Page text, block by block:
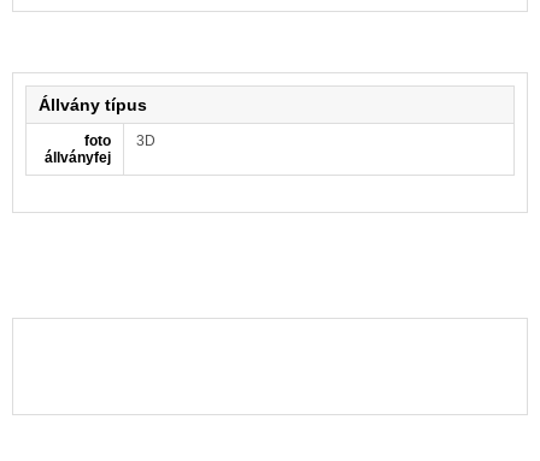
Állvány típus
foto
állványfej
3D